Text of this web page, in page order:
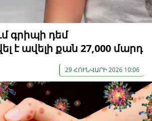
գրիպի դեմ
է ավելի քան 27,000 մարդ
29 ՀՈՒՆՎԱՐԻ 2026 10:06